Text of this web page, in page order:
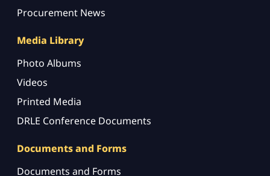
Procurement News
Media Library
Photo Albums
Videos
Printed Media
DRLE Conference Documents
Documents and Forms
Documents and Forms